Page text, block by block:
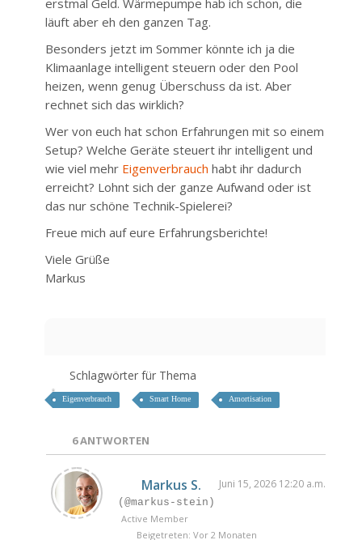
erstmal Geld. Wärmepumpe hab ich schon, die
läuft aber eh den ganzen Tag.
Besonders jetzt im Sommer könnte ich ja die
Klimaanlage intelligent steuern oder den Pool
heizen, wenn genug Überschuss da ist. Aber
rechnet sich das wirklich?
Wer von euch hat schon Erfahrungen mit so einem
Setup? Welche Geräte steuert ihr intelligent und
wie viel mehr Eigenverbrauch habt ihr dadurch
erreicht? Lohnt sich der ganze Aufwand oder ist
das nur schöne Technik-Spielerei?
Freue mich auf eure Erfahrungsberichte!
Viele Grüße
Markus
Schlagwörter für Thema
Eigenverbrauch Smart Home Amortisation
6ANTWORTEN
Markus S. Juni 15, 2026 12:20 a.m.
(@markus-stein)
Active Member
Beigetreten: Vor 2 Monaten